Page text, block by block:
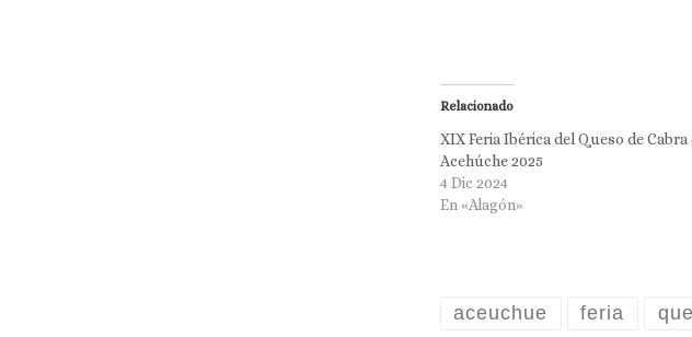
Relacionado
XIX Feria Ibérica del Queso de Cabra
Acehúche 2025
4 Dic 2024
En «Alagón»
aceuchue feria